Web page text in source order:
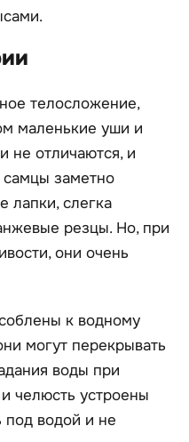
телосложение,
маленькие уши и
не отличаются, и
самцы заметно
лапки, слегка
резцы. Но, при
они очень
к водному
могут перекрывать
воды при
челюсть устроены
под водой и не